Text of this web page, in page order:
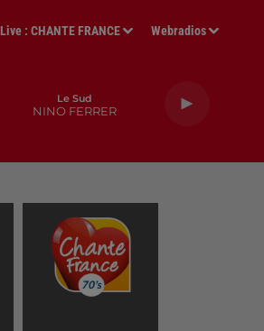
Live :CHANTE FRANCE Webradios
Le Sud
NINO FERRER